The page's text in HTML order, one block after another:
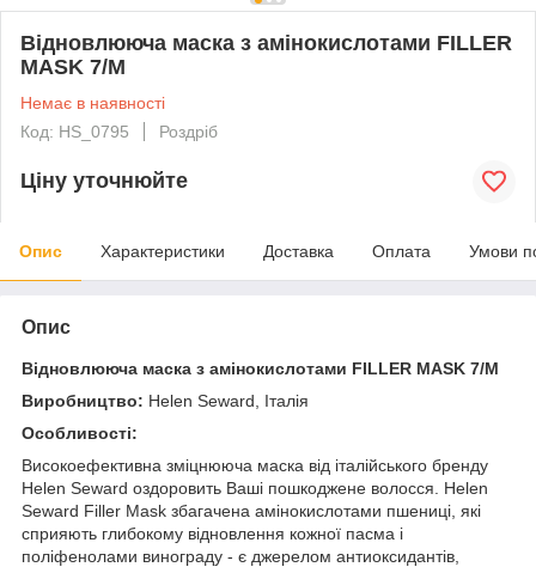
Відновлююча маска з амінокислотами FILLER
MASK 7/M
Немає в наявності
Код: HS_0795
Роздріб
Ціну уточнюйте
Опис Характеристики Доставка Оплата Умови
Опис
Відновлююча маска з амінокислотами FILLER MASK 7/M
Виробництво: Helen Seward, Італія
Особливості:
Високоефективна зміцнююча маска від італійського бренду
Helen Seward оздоровить Ваші пошкоджене волосся. Helen
Seward Filler Mask збагачена амінокислотами пшениці, які
сприяють глибокому відновлення кожної пасма і
поліфенолами винограду - є джерелом антиоксидантів,